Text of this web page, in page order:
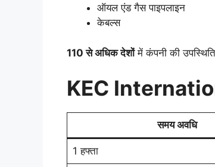
ऑयल एंड गैस पाइपलाइन
केबल्स
110 से अधिक देशोंमें कंपनी की
KEC
समय अवधि
1 हफ्ता